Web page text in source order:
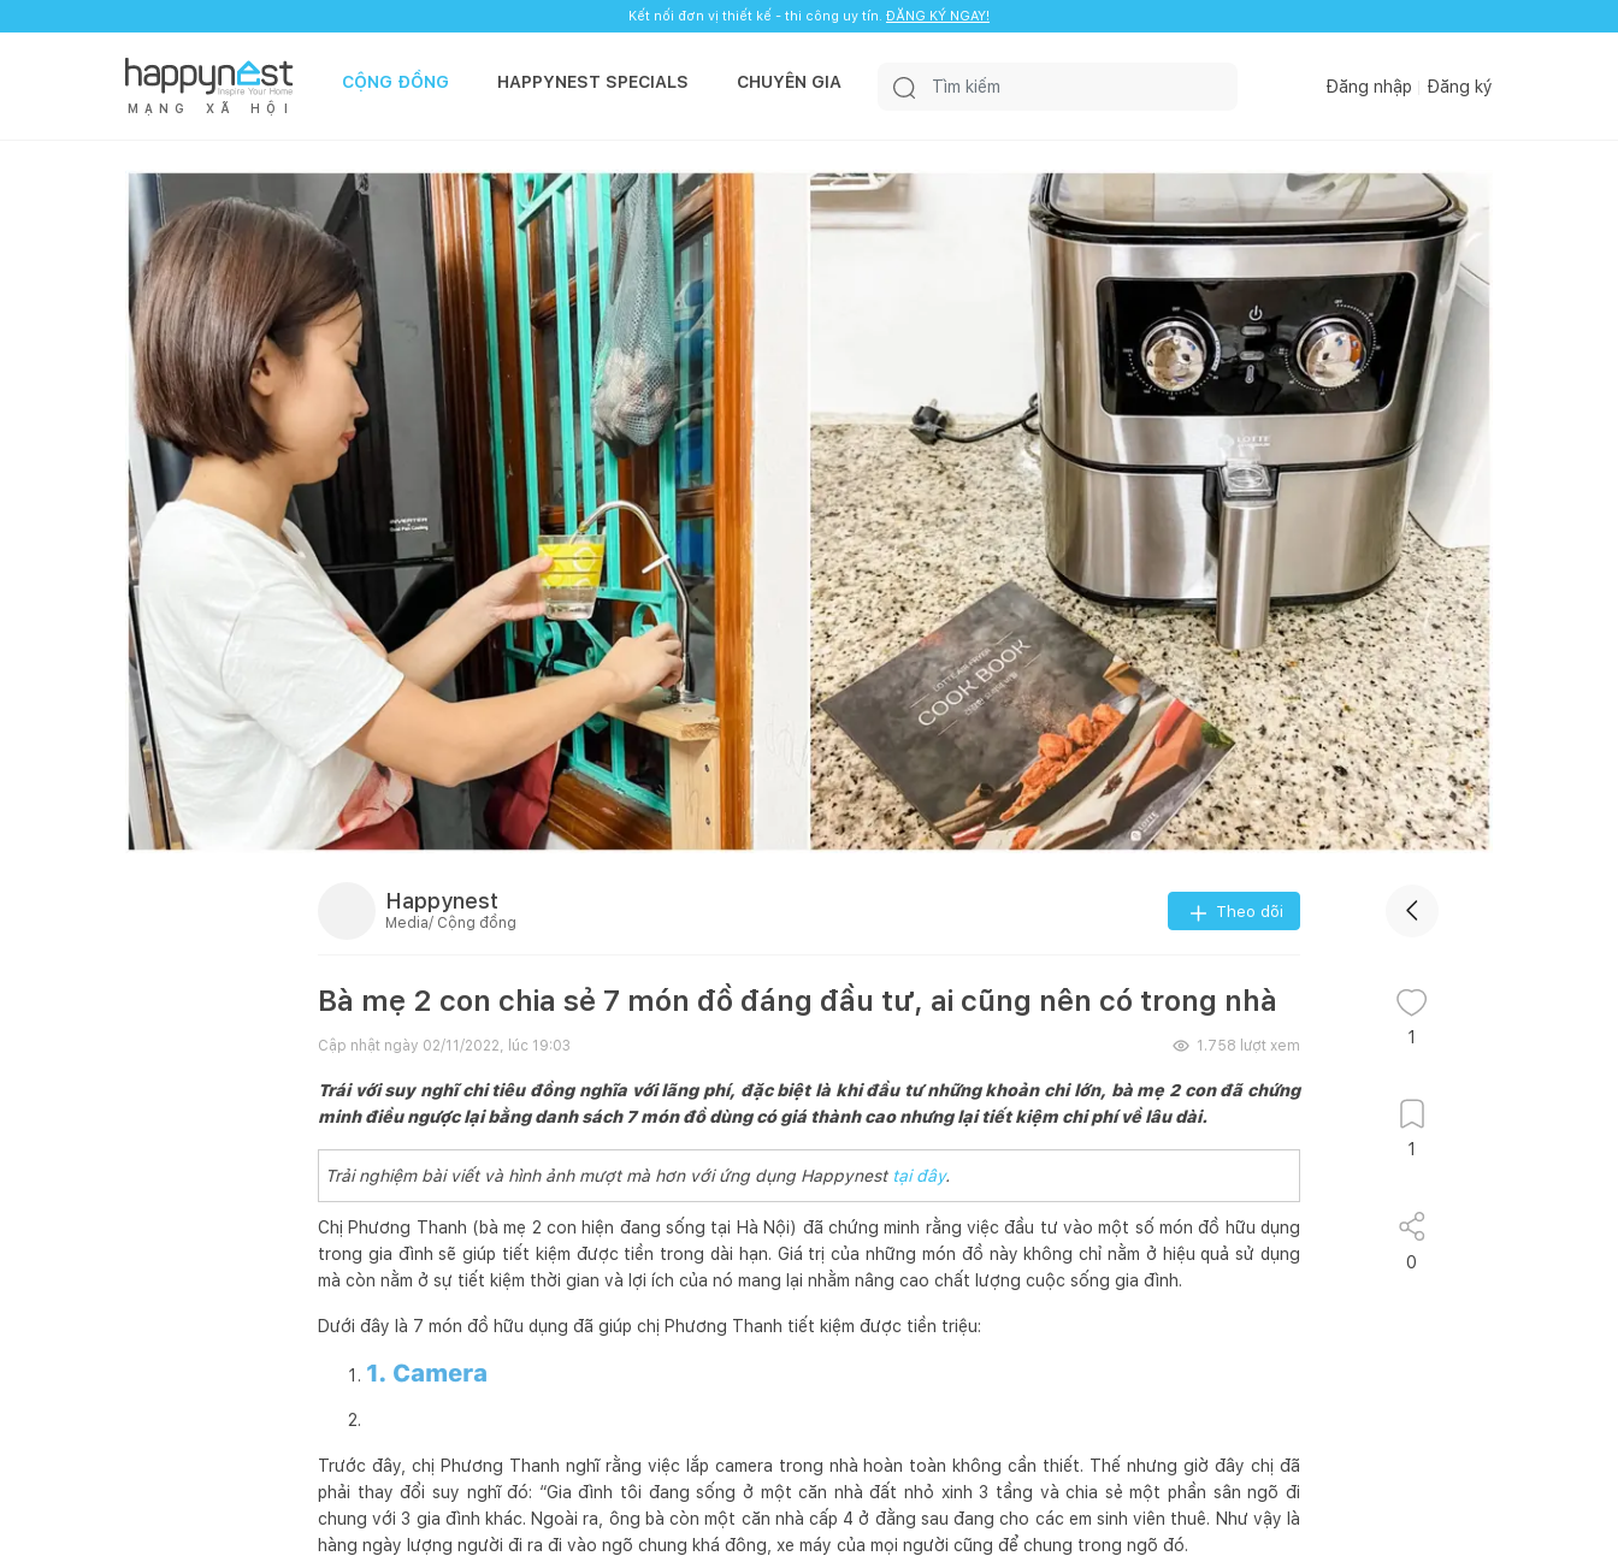
Kết nối đơn vị thiết kế - thi công uy tín. ĐĂNG KÝ NGAY!
M Ạ N G X Ã H Ộ I
CỘNG ĐỒNG HAPPYNEST SPECIALS CHUYÊN GIA Đăng nhập Đăng ký
Happynest
Media/ Cộng đồng
Theo dõi
Bà mẹ 2 con chia sẻ 7 món đồ đáng đầu tư, ai cũng nên có trong nhà
Cập nhật ngày 02/11/2022, lúc 19:03 1.758 lượt xem
Trái với suy nghĩ chi tiêu đồng nghĩa với lãng phí, đặc biệt là khi đầu tư những khoản chi lớn, bà mẹ 2 con đã chứng
minh điều ngược lại bằng danh sách 7 món đồ dùng có giá thành cao nhưng lại tiết kiệm chi phí về lâu dài.
Trải nghiệm bài viết và hình ảnh mượt mà hơn với ứng dụng Happynest tại đây.
Chị Phương Thanh (bà mẹ 2 con hiện đang sống tại Hà Nội) đã chứng minh rằng việc đầu tư vào một số món đồ hữu dụng
trong gia đình sẽ giúp tiết kiệm được tiền trong dài hạn. Giá trị của những món đồ này không chỉ nằm ở hiệu quả sử dụng
mà còn nằm ở sự tiết kiệm thời gian và lợi ích của nó mang lại nhằm nâng cao chất lượng cuộc sống gia đình.
Dưới đây là 7 món đồ hữu dụng đã giúp chị Phương Thanh tiết kiệm được tiền triệu:
1. Camera
Trước đây, chị Phương Thanh nghĩ rằng việc lắp camera trong nhà hoàn toàn không cần thiết. Thế nhưng giờ đây chị đã
phải thay đổi suy nghĩ đó: “Gia đình tôi đang sống ở một căn nhà đất nhỏ xinh 3 tầng và chia sẻ một phần sân ngõ đi
chung với 3 gia đình khác. Ngoài ra, ông bà còn một căn nhà cấp 4 ở đằng sau đang cho các em sinh viên thuê. Như vậy là
hàng ngày lượng người đi ra đi vào ngõ chung khá đông, xe máy của mọi người cũng để chung trong ngõ đó.
1
1
0